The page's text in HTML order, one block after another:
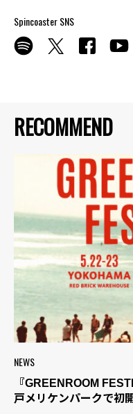
RECOMMEND
NEWS
『GREENROOM
戸メリケンパークで初
Spincoaster SNS